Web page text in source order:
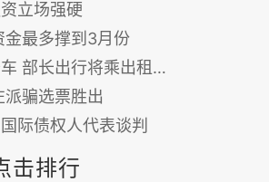
立场强硬
最多撑到3月份
出行将乘出租或骑摩托
骗选票胜出
际债权人代表谈判
击排行